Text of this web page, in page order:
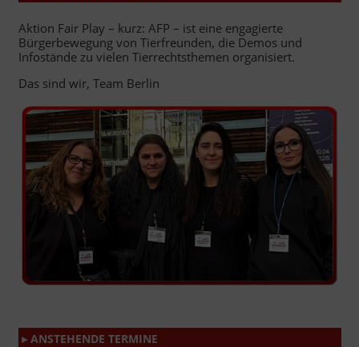
Aktion Fair Play – kurz: AFP – ist eine engagierte
Bürgerbewegung von Tierfreunden, die Demos und
Infostände zu vielen Tierrechtsthemen organisiert.
Das sind wir, Team Berlin
▸ ANSTEHENDE TERMINE